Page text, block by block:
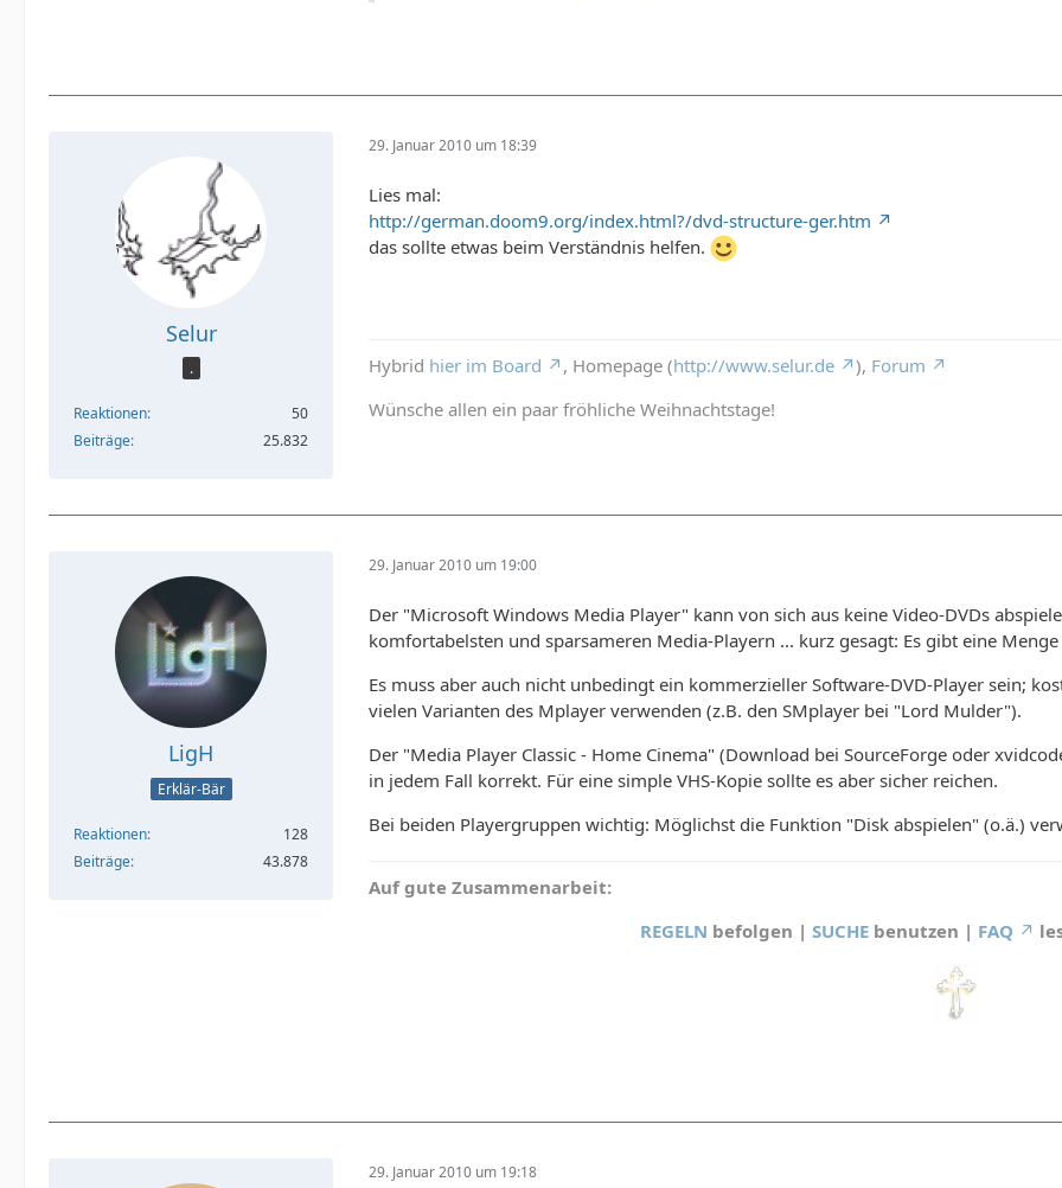
Selur
.
Reaktionen
50
Beiträge
25.832
29. Januar 2010 um 18:39
Lies mal:
http://german.doom9.org/index.html?/dvd-structure-ger.htm
das sollte etwas beim Verständnis helfen.
Hybrid hier im Board , Homepage (http://www.selur.de ), Forum
Wünsche allen ein paar fröhliche Weihnachtstage!
LigH
Erklär-Bär
Reaktionen
128
Beiträge
43.878
29. Januar 2010 um 19:00
Der "Microsoft Windows Media Player" kann von sich aus keine Video-DVDs
komfortabelsten und sparsameren Media-Playern ... kurz gesagt: Es gibt eine Menge
Es muss aber auch nicht unbedingt ein kommerzieller Software-DVD-Player sein;
vielen Varianten des Mplayer verwenden (z.B. den SMplayer bei "Lord Mulder").
Der "Media Player Classic - Home Cinema" (Download bei SourceForge oder
in jedem Fall korrekt. Für eine simple VHS-Kopie sollte es aber sicher reichen.
Bei beiden Playergruppen wichtig: Möglichst die Funktion "Disk abspielen" (o.ä.)
Auf gute Zusammenarbeit:
REGELN befolgen | SUCHE benutzen | FAQ
29. Januar 2010 um 19:18